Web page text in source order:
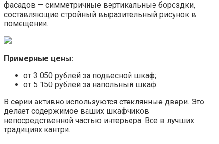
фасадов — симметричные вертикальные бороздки,
составляющие стройный выразительный рисунок в
помещении.
Примерные цены:
от 3 050 рублей за подвесной шкаф;
от 5 150 рублей за напольный шкаф.
В серии активно используются стеклянные двери. Это
делает содержимое ваших шкафчиков
непосредственной частью интерьера. Все в лучших
традициях кантри.